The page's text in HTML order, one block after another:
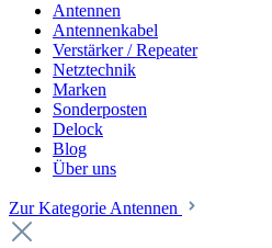
Antennen
Antennenkabel
Verstärker / Repeater
Netztechnik
Marken
Sonderposten
Delock
Blog
Über uns
Zur Kategorie Antennen